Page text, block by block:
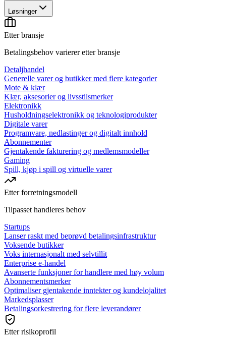
Løsninger
Etter bransje
Betalingsbehov varierer etter bransje
Detaljhandel
Generelle varer og butikker med flere kategorier
Mote & klær
Klær, aksesorier og livsstilsmerker
Elektronikk
Husholdningselektronikk og teknologiprodukter
Digitale varer
Programvare, nedlastinger og digitalt innhold
Abonnementer
Gjentakende fakturering og medlemsmodeller
Gaming
Spill, kjøp i spill og virtuelle varer
Etter forretningsmodell
Tilpasset handleres behov
Startups
Lanser raskt med beprøvd betalingsinfrastruktur
Voksende butikker
Voks internasjonalt med selvtillit
Enterprise e-handel
Avanserte funksjoner for handlere med høy volum
Abonnementsmerker
Optimaliser gjentakende inntekter og kundelojalitet
Markedsplasser
Betalingsorkestrering for flere leverandører
Etter risikoprofil